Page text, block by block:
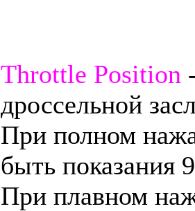
Throttle Position
дроссельной
При полном
быть показания
При плавном